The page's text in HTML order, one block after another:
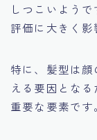
しつこいよう
評価に大きく影
特に、髪型は
える要因とな
重要な要素です